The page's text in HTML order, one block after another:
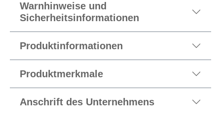
Warnhinweise und
Sicherheitsinformationen
Produktinformationen
Produktmerkmale
Anschrift des Unternehmens